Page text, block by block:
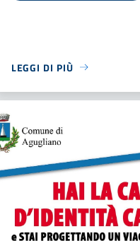
LEGGI DI PIÙ